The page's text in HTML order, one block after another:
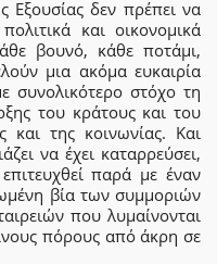
Εξουσίας δεν πρέπει να
και οικονομικά
βουνό, κάθε ποτάμι,
μια ακόμα ευκαιρία
συνολικότερο στόχο τη
του κράτους και του
της κοινωνίας. Και
να έχει καταρρεύσει,
παρά με έναν
βία των συμμοριών
που λυμαίνονται
πόρους από άκρη σε